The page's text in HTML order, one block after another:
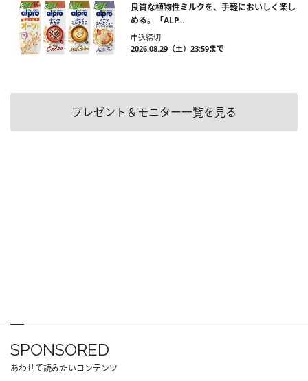
良質な植物性ミルクを、手軽においしく楽し
める。「ALP...
申込締切
2026.08.29（土）23:59まで
プレゼント＆モニター一覧を見る
SPONSORED
あわせて読みたいコンテンツ